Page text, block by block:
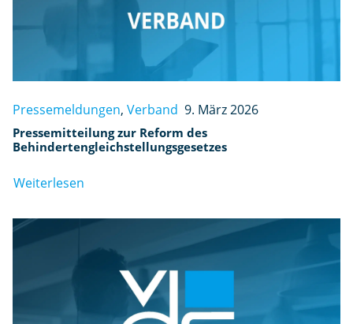
Pressemeldungen, Verband 9. März 2026
Pressemitteilung zur Reform des
Behindertengleichstellungsgesetzes
Weiterlesen